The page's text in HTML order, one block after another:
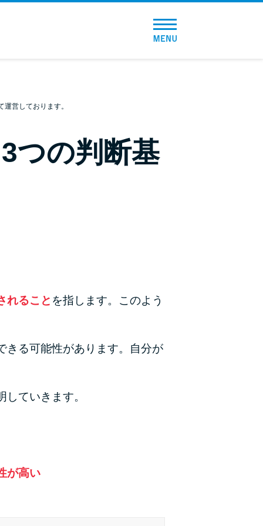
総合人気ランキング
とにかくすぐ借りたい方向け
バレずに借りたい方向け
集ページ
最速！最短40分で借りられるカードローン
銀行カードローンを選ぶべき4つの理由
営しております。
つの判断基
れること を指します。このよう
きる可能性があります。自分が
ていきます。
が高い